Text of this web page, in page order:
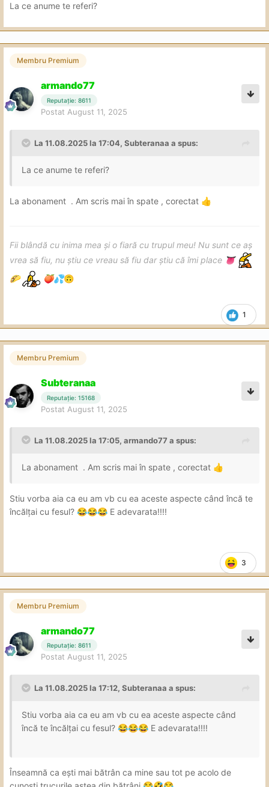
La ce anume te referi?
Membru Premium
armando77
Reputație: 8611
Postat August 11, 2025
La 11.08.2025 la 17:04, Subteranaa a spus:
La ce anume te referi?
La abonament . Am scris mai în spate , corectat 👍
1
Fii blândă cu inima mea și o fiară cu trupul meu! Nu sunt ce aș
vrea să fiu, nu știu ce vreau să fiu dar știu că îmi place 👅
🌮
🍑💦🙃
Membru Premium
Subteranaa
Reputație: 15168
Postat August 11, 2025
La 11.08.2025 la 17:05, armando77 a spus:
La abonament . Am scris mai în spate , corectat 👍
Stiu vorba aia ca eu am vb cu ea aceste aspecte când încă te
încălțai cu fesul? 😂😂😂 E adevarata!!!!
3
Membru Premium
armando77
Reputație: 8611
Postat August 11, 2025
La 11.08.2025 la 17:12, Subteranaa a spus:
Stiu vorba aia ca eu am vb cu ea aceste aspecte când
încă te încălțai cu fesul? 😂😂😂 E adevarata!!!!
Înseamnă ca ești mai bătrân ca mine sau tot pe acolo de